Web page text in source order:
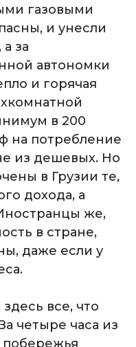
газовыми
и унесли
за
автономки
и горячая
в 200
на потребление
из дешевых. Но
в Грузии те,
дохода, а
же,
в стране,
даже если у
все, что
четыре часа из